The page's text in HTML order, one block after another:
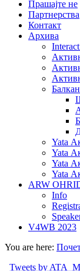
Прашајте не
Партнерства
Контакт
Архива
Yata
Yata
Yata
Yata
ARW
Info
V4WB 2023
You are here:
Tweets by